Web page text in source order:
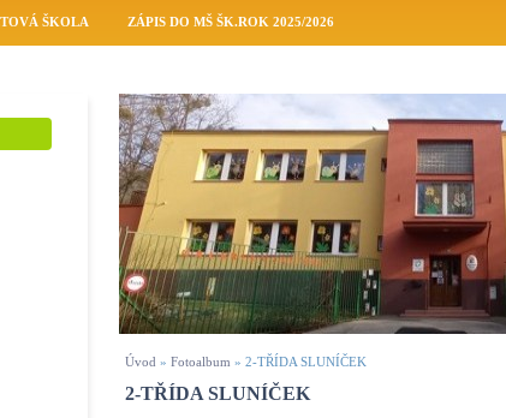
Úvod » Fotoalbum » 2-TŘÍDA SLUNÍČEK
2-TŘÍDA SLUNÍČEK
ŠKOLA ZÁPIS DO MŠ ŠK.ROK 2025/2026